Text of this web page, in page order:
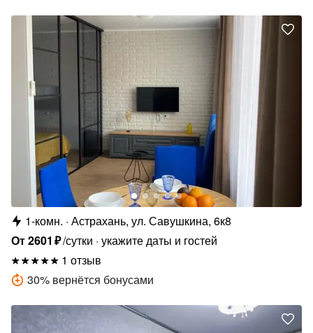
1-комн. Астрахань, ул. Савушкина, 6к8
От2601 ₽/сутки укажите даты и гостей
1 отзыв
30% вернётся бонусами